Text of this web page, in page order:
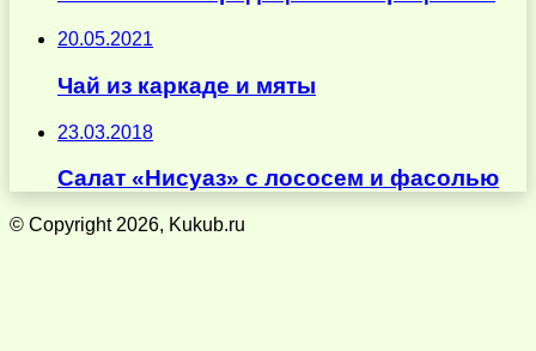
20.05.2021
Чай из каркаде и мяты
23.03.2018
Салат «Нисуаз» с лососем и фасолью
© Copyright 2026, Kukub.ru